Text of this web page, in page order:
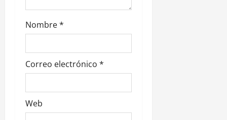
d
a
s
Nombre*
Correo electrónico *
Web